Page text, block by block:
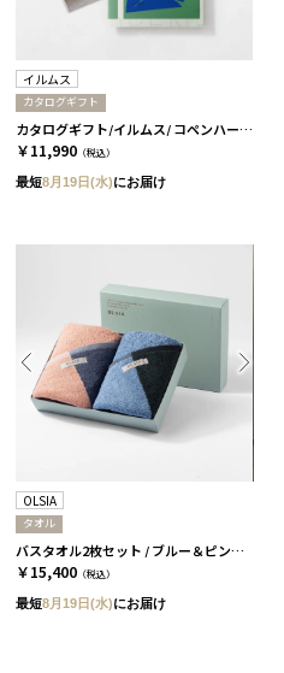
イルムス
カタログギフト
カタログギフト/イルムス/ コペンハーゲン
￥11,990 （税込）
最短8月19日(水)にお届け
OLSIA
タオル
バスタオル2枚セット / ブルー＆ピンク［オルシア］
￥15,400 （税込）
最短8月19日(水)にお届け